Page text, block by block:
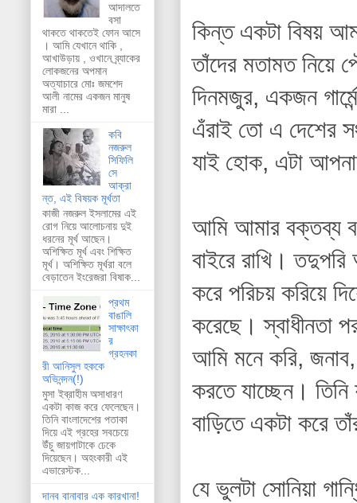
কিন্ত একটা বিষয়
তাঁদের মতামত
দিনমজুর, একজন
এঁরাই তো এ দেশের
যাই হোক, এটা
আমি আমার বক্তব্য
বাইরে রাখি।
করে পরিচয় করিয়ে
করেছে। স্বাধীনতা
আমি মনে করি,
করতে যাচ্ছেন।
বাড়িতে একটা করে
যে ভুলটা সোনিয়া
আদালতে
বসা
থাকতে থাকতেই ফোন আসে
। আমি যেখানে থাকি ,
আখাউড়ায় , ওখানে ব্র্যাকের
লোকজনের অপমান
অত্যাচারে মোঃ জমশেদ
আলী নামের একজন মানুষ
মারা ...
কবি
নজরুল
সিফিলি
সে
আক্রা
ন্ত, এই বিষয়ক মূর্খতা
কাজী নজরুল ইসলামের এই
রোগ নিয়ে আলোচনায় দুই
ধরনের মূর্খ আছেন।
অশিক্ষিত মূর্খ এবং শিক্ষিত
মূর্খ। অশিক্ষিত মূর্খরা বলে
বেড়াতেন ইংরেজরা বিষাক...
প্রথম
বাঙালি
সাক্ষাৎকা
র
গ্রহনকা
রী আনিসুল হককে
অভিনন্দন(!)
মুসা ইব্রাহীম অসাধারণ
একটা কাজ করে ফেলেছেন।
তিনি বাংলাদেশের পতাকা
দিয়ে এই গ্রহের সবচেয়ে
উঁচু জায়গাটাকে ঢেকে
দিয়েছেন। অহংকারী এই
এভারেস্টক...
দানব বানাবার এক কারখানা!